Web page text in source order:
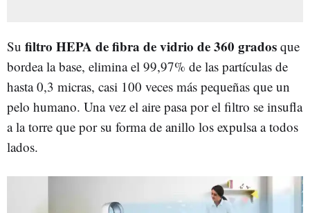
Su filtro HEPA de fibra de vidrio de 360 grados que
bordea la base, elimina el 99,97% de las partículas de
hasta 0,3 micras, casi 100 veces más pequeñas que un
pelo humano. Una vez el aire pasa por el filtro se insufla
a la torre que por su forma de anillo los expulsa a todos
lados.